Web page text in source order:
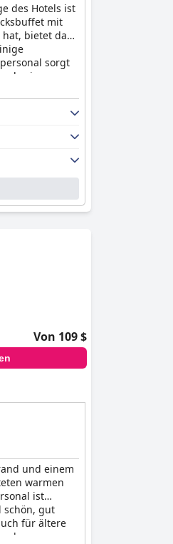
des Hotels ist
mit
bietet das
sorgt
seine
der
und
Von 109 $
und einem
warmen
ist
schön, gut
für ältere
das